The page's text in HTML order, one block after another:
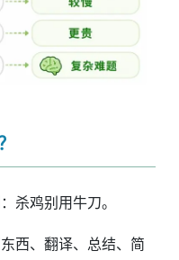
杀鸡别用牛刀。
西、翻译、总结、简